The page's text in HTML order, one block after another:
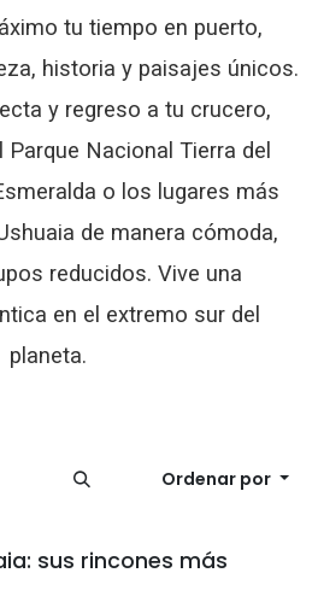
tu tiempo en puerto,
historia y paisajes únicos.
y regreso a tu crucero,
Nacional Tierra del
o los lugares más
de manera cómoda,
reducidos. Vive una
en el extremo sur del
planeta.
Ordenar por
sus rincones más